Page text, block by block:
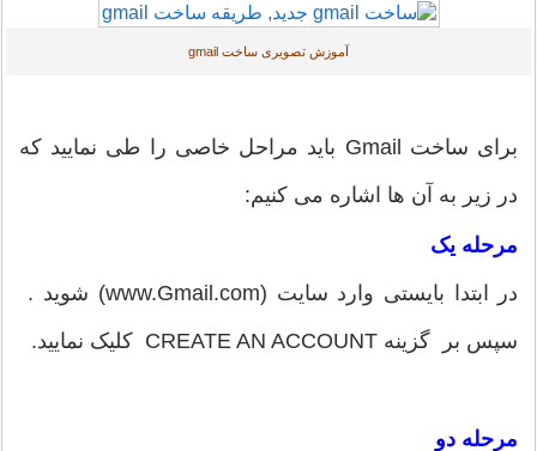
آموزش تصویری ساخت gmail
برای ساخت Gmail باید مراحل خاصی را طی نمایید که
در زیر به آن ها اشاره می کنیم:
مرحله یک
در ابتدا بایستی وارد سایت (www.Gmail.com) شوید .
سپس بر گزینه CREATE AN ACCOUNT کلیک نمایید.
مرحله دو